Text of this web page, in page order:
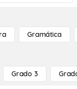
Gramática
Grado 3